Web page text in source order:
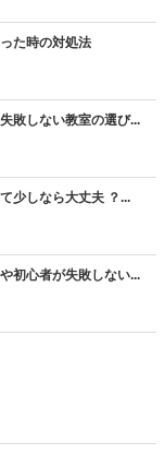
た時の対処法
敗しない教室の選び...
少しなら大丈夫 ？...
初心者が失敗しない...